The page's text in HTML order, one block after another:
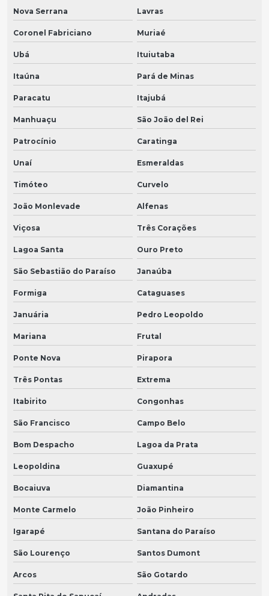
Nova Serrana Lavras
Coronel Fabriciano Muriaé
Ubá Ituiutaba
Itaúna Pará de Minas
Paracatu Itajubá
Manhuaçu São João del Rei
Patrocínio Caratinga
Unaí Esmeraldas
Timóteo Curvelo
João Monlevade Alfenas
Viçosa Três Corações
Lagoa Santa Ouro Preto
São Sebastião do Paraíso Janaúba
Formiga Cataguases
Januária Pedro Leopoldo
Mariana Frutal
Ponte Nova Pirapora
Três Pontas Extrema
Itabirito Congonhas
São Francisco Campo Belo
Bom Despacho Lagoa da Prata
Leopoldina Guaxupé
Bocaiuva Diamantina
Monte Carmelo João Pinheiro
Igarapé Santana do Paraíso
São Lourenço Santos Dumont
Arcos São Gotardo